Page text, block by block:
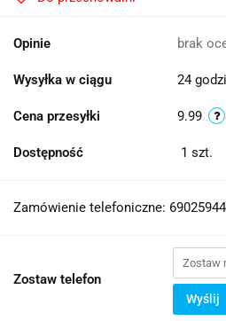
Opinie brak
Wysyłka w ciągu 24
Cena przesyłki 9.99
Dostępność 1 szt.
Zamówienie telefoniczne:
Zostaw telefon
Wyślij